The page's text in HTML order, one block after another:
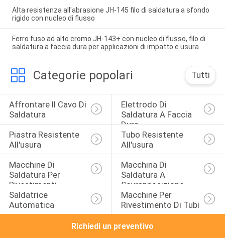
Alta resistenza all'abrasione JH-145 filo di saldatura a sfondo
rigido con nucleo di flusso
Ferro fuso ad alto cromo JH-143+ con nucleo di flusso, filo di
saldatura a faccia dura per applicazioni di impatto e usura
Categorie popolari Tutti
Affrontare Il Cavo Di
Saldatura
Elettrodo Di
Saldatura A Faccia
Dura
Piastra Resistente
All'usura
Tubo Resistente
All'usura
Macchine Di
Saldatura Per
Rivestimenti
Macchina Di
Saldatura A
Sovrapposizione
Saldatrice
Automatica
Macchine Per
Rivestimento Di Tubi
Richiedi un preventivo